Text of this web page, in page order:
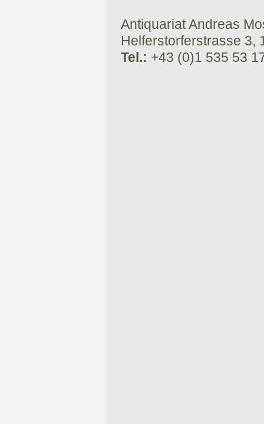
Antiquariat Andreas
Helferstorferstrasse 3,
Tel.: +43 (0)1 535 53